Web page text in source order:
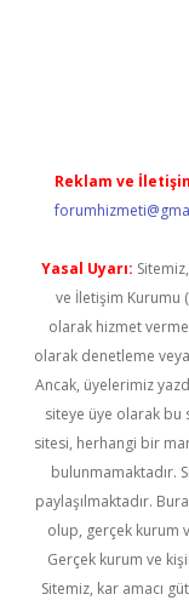
Reklam ve
Yasal Uyarı:
ve İletişim Kurumu
olarak hizmet
olarak denetleme
Ancak, üyelerimiz
siteye üye olarak bu
sitesi, herhangi bir
bulunmamaktadır.
paylaşılmaktadır.
olup, gerçek kurum
Gerçek kurum ve
Sitemiz, kar amacı